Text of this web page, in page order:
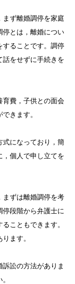
ず離婚調停を家庭
停とは，離婚につい
することです。調停
をせずに手続きを
費，子供との面会
きます。
になっており，簡
個人で申し立てを
ずは離婚調停を考
段階から弁護士に
こともできます。
ます。
訟の方法がありま